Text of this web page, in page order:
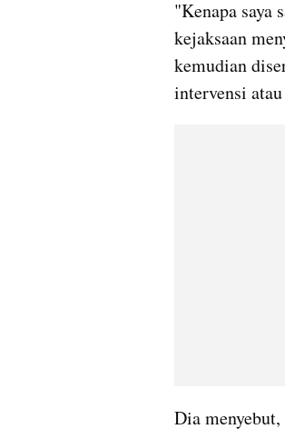
"Kenapa saya
kejaksaan
kemudian
intervensi
Dia